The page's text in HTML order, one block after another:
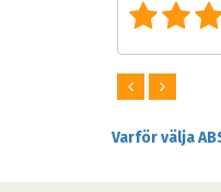
Varför välja